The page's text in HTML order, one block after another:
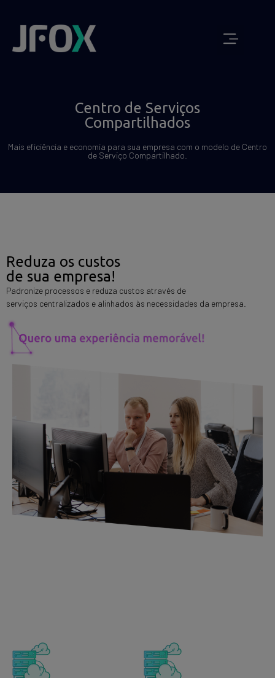
Centro de Serviços
Compartilhados
Mais eficiência e economia para sua empresa com o modelo de Centro
de Serviço Compartilhado.
Reduza os custos
de sua empresa!
Padronize processos e reduza custos através de
serviços centralizados e alinhados às necessidades da empresa.